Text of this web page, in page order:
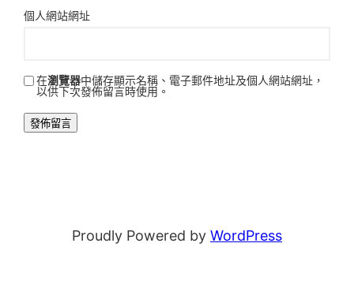
個人網站網址
在瀏覽器中儲存顯示名稱、電子郵件地址及個人網站網址，
以供下次發佈留言時使用。
Proudly Powered by WordPress